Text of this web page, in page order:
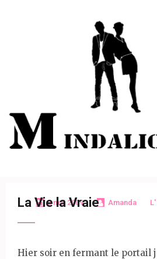
3 mai 2009 Amanda
La Vie la Vraie
Hier soir en fermant le portail